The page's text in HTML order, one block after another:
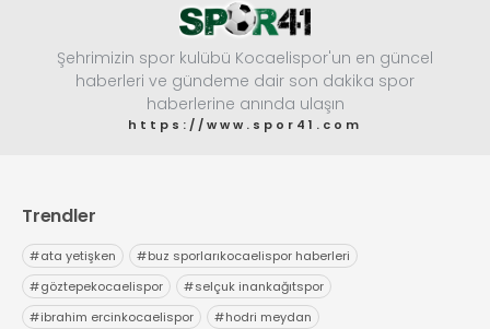
Şehrimizin spor kulübü Kocaelispor'un en güncel
haberleri ve gündeme dair son dakika spor
haberlerine anında ulaşın
https://www.spor41.com
Trendler
#ata yetişken #buz sporlarıkocaelispor haberleri
#göztepekocaelispor #selçuk inankağıtspor
#ibrahim ercinkocaelispor #hodri meydan